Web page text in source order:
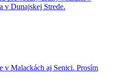
v Dunajskej Strede.
v Malackách aj Senici. Prosím